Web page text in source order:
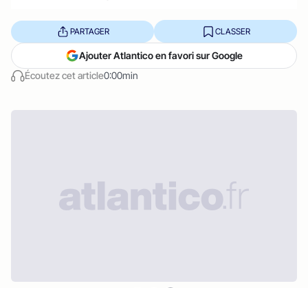
Écoutez cet article0:00min
PARTAGER CLASSER
Ajouter Atlantico en favori sur Google